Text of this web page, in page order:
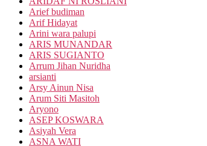
Arief budiman
Arif Hidayat
Arini wara palupi
ARIS MUNANDAR
ARIS SUGIANTO
Arrum Jihan Nuridha
arsianti
Arsy Ainun Nisa
Arum Siti Masitoh
Aryono
ASEP KOSWARA
Asiyah Vera
ASNA WATI